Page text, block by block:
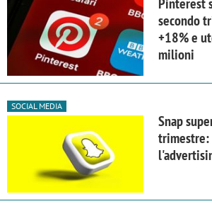
Pinterest
secondo
+18% e
milioni
SOCIAL MEDIA
Snap
trimestre: